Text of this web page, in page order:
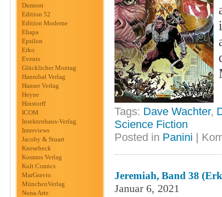
Dumont
Edition 52
Edition Moderne
Ehapa
Epsilon
Erko
Events
Glücklicher Montag
Hannibal Verlag
Hanser Verlag
Heyne
Hinstorff
ICOM
Insektenhaus-Verlag
Interviews
Jacoby & Stuart
Knesebeck
Kosmos Verlag
Kult Comics
MarGravio
MünchenVerlag
Nona Arte
Tags: Dave Wachter,
Science Fiction
Posted in Panini |
Jeremiah, Band 38
Januar 6, 2021